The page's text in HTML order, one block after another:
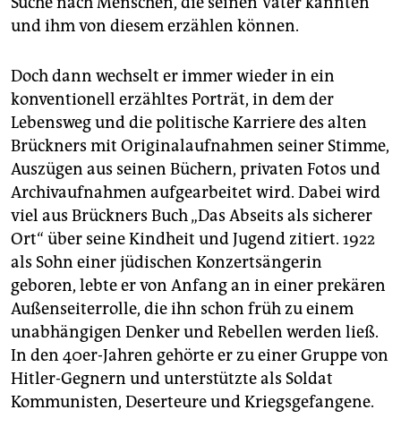
und ihm von diesem erzählen können.
Doch dann wechselt er immer wieder in ein
konventionell erzähltes Porträt, in dem der
Lebensweg und die politische Karriere des alten
Brückners mit Originalaufnahmen seiner Stimme,
Auszügen aus seinen Büchern, privaten Fotos und
Archivaufnahmen aufgearbeitet wird. Dabei wird
viel aus Brückners Buch „Das Abseits als sicherer
Ort“ über seine Kindheit und Jugend zitiert. 1922
als Sohn einer jüdischen Konzertsängerin
geboren, lebte er von Anfang an in einer prekären
Außenseiterrolle, die ihn schon früh zu einem
unabhängigen Denker und Rebellen werden ließ.
In den 40er-Jahren gehörte er zu einer Gruppe von
Hitler-Gegnern und unterstützte als Soldat
Kommunisten, Deserteure und Kriegsgefangene.